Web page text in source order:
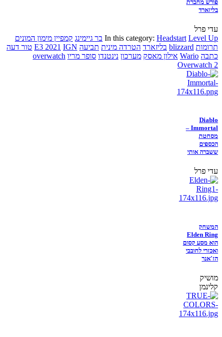
פורש מחברת
בליזארד
עדי פרל
In this category: Headstart Level Up בר גיימינג קמפיין מימון המונים
תרומות blizzard בליזארד הטרדה מינית תביעה E3 2021 IGN
טור דעה
כתבה Wario אילון מאסק מערכון נינטנדו סופר מריו overwatch
Overwatch 2
Diablo
Immortal –
מסחטת
הכספים
ששברה אותי
עדי פרל
המשחק
Elden Ring
הוא מסע קסום
ואכזרי לחובבי
הז'אנר
מושיק
קלינמן